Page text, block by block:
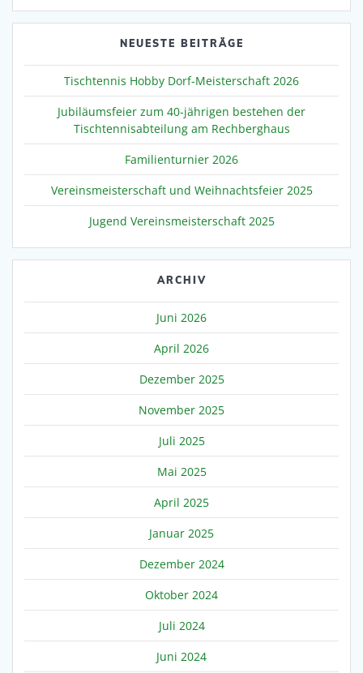
NEUESTE BEITRÄGE
Tischtennis Hobby Dorf-Meisterschaft 2026
Jubiläumsfeier zum 40-jährigen bestehen der
Tischtennisabteilung am Rechberghaus
Familienturnier 2026
Vereinsmeisterschaft und Weihnachtsfeier 2025
Jugend Vereinsmeisterschaft 2025
ARCHIV
Juni 2026
April 2026
Dezember 2025
November 2025
Juli 2025
Mai 2025
April 2025
Januar 2025
Dezember 2024
Oktober 2024
Juli 2024
Juni 2024